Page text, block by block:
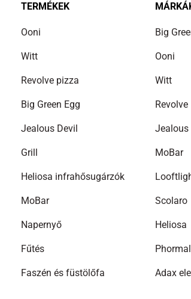
TERMÉKEK
Ooni
Witt
Revolve pizza
Big Green Egg
Jealous Devil
Grill
Heliosa infrahősugárzók
MoBar
Napernyő
Fűtés
Faszén és füstölőfa
Big
Ooni
Witt
Revolve
Jealous
MoBar
Scolaro
Heliosa
Adax